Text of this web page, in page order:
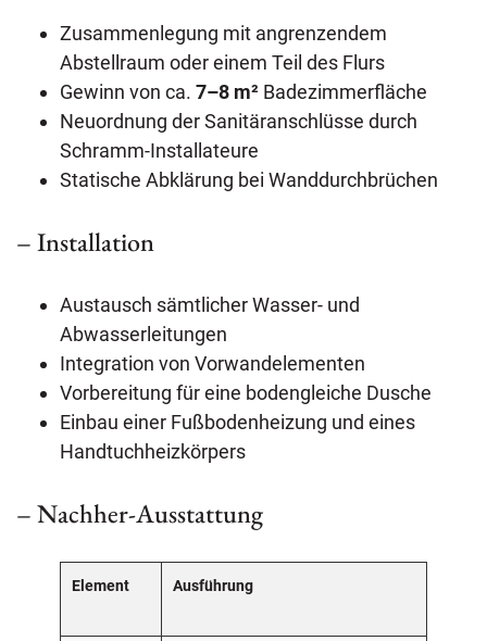
Zusammenlegung mit angrenzendem
Abstellraum oder einem Teil des Flurs
Gewinn von ca. 7–8 m² Badezimmerfläche
Neuordnung der Sanitäranschlüsse durch
Schramm-Installateure
Statische Abklärung bei Wanddurchbrüchen
– Installation
Austausch sämtlicher Wasser- und
Abwasserleitungen
Integration von Vorwandelementen
Vorbereitung für eine bodengleiche Dusche
Einbau einer Fußbodenheizung und eines
Handtuchheizkörpers
– Nachher-Ausstattung
Element Ausführung